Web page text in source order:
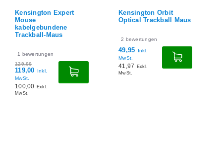
Kensington Expert
Mouse
kabelgebundene
Trackball-Maus
1 bewertungen
129,00
119,00
Inkl.
MwSt.
100,00 Exkl.
MwSt.
Kensington Orbit
Optical Trackball Maus
2 bewertungen
49,95
Inkl.
MwSt.
41,97
Exkl.
MwSt.